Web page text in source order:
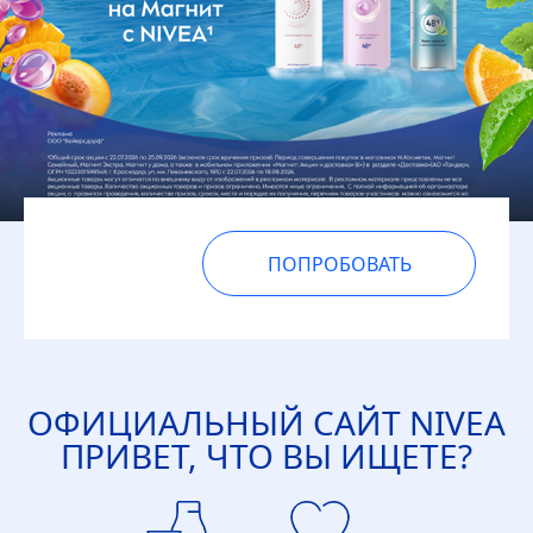
ИЗМЕНИТЬ
ПОПРОБОВАТЬ
ОФИЦИАЛЬНЫЙ САЙТ NIVEA
ПРИВЕТ, ЧТО ВЫ ИЩЕТЕ?